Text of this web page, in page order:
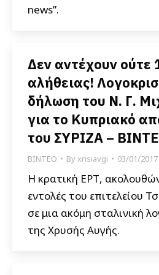
news”.
Δεν αντέχουν ούτε
αλήθειας!
δήλωση του Ν. Γ.
για το Κυπριακό
του ΣΥΡΙΖΑ –
ΒΙΝΤΕΟ Byxrisiavgi 03/01/2017
Η κρατική ΕΡΤ,
εντολές του επιτελείου
σε μια ακόμη σταλινική
της Χρυσής Αυγής.